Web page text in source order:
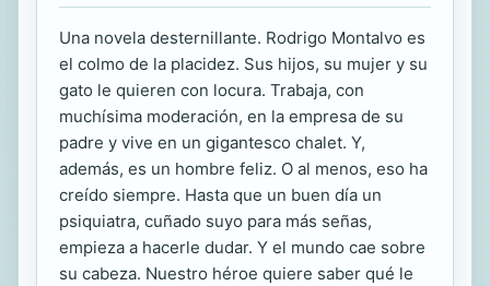
Una novela desternillante. Rodrigo Montalvo es
el colmo de la placidez. Sus hijos, su mujer y su
gato le quieren con locura. Trabaja, con
muchísima moderación, en la empresa de su
padre y vive en un gigantesco chalet. Y,
además, es un hombre feliz. O al menos, eso ha
creído siempre. Hasta que un buen día un
psiquiatra, cuñado suyo para más señas,
empieza a hacerle dudar. Y el mundo cae sobre
su cabeza. Nuestro héroe quiere saber qué le